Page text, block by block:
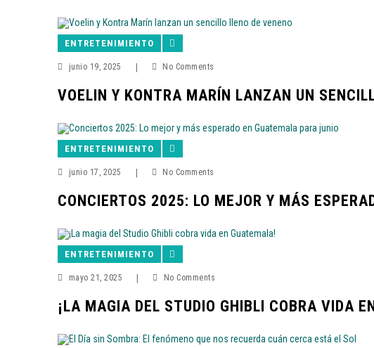
ENTRETENIMIENTO
junio 19, 2025 No Comments
VOELIN Y KONTRA MARÍN LANZAN UN
ENTRETENIMIENTO
junio 17, 2025 No Comments
CONCIERTOS 2025: LO MEJOR Y MÁS
ENTRETENIMIENTO
mayo 21, 2025 No Comments
¡LA MAGIA DEL STUDIO GHIBLI COBRA VIDA